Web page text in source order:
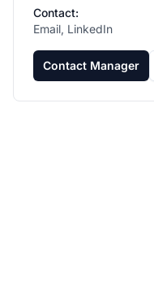
Contact:
Email, LinkedIn
Contact Manager